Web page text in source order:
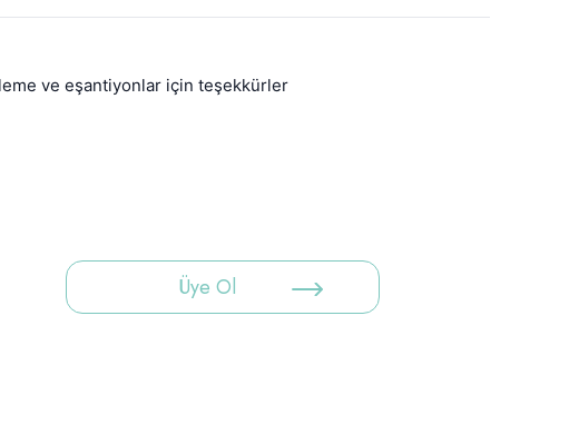
ve eşantiyonlar için teşekkürler
Üye Ol